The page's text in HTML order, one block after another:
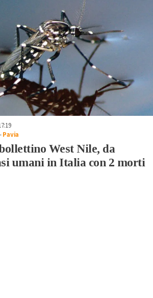
-Pavia
West Nile, da
umani in Italia con 2 morti